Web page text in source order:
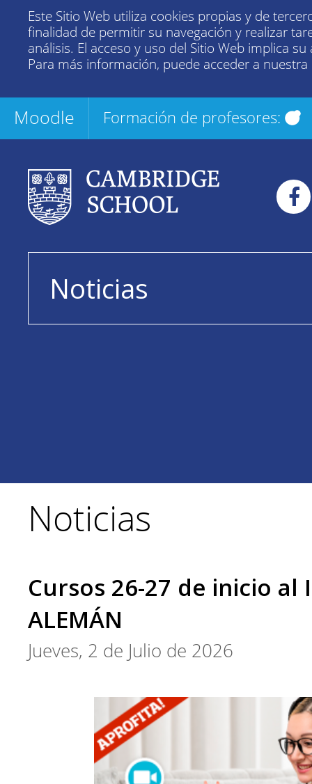
Este Sitio Web utiliza cookies propias y de
finalidad de permitir su navegación y realizar
análisis. El acceso y uso del Sitio Web implica su
Para más información, puede acceder a nuestra
Moodle Formación de profesores:
Noticias
Noticias
Cursos 26-27 de inicio al
ALEMÁN
Jueves, 2 de Julio de 2026